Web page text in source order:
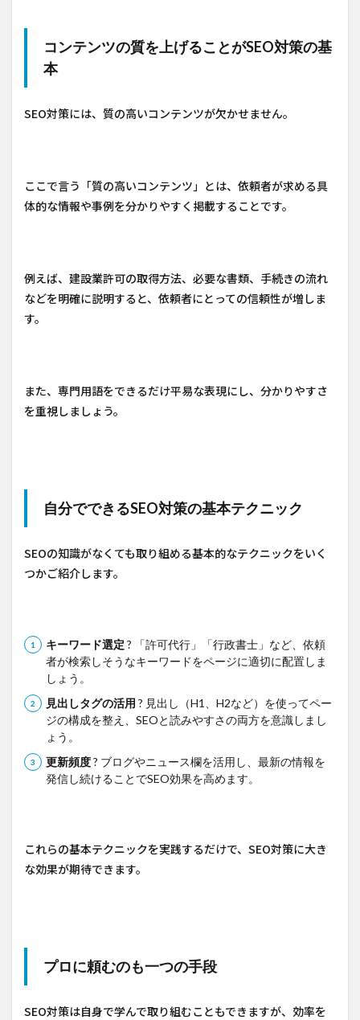
コンテンツの質を上げることがSEO対策の基
本
SEO対策には、質の高いコンテンツが欠かせません。
ここで言う「質の高いコンテンツ」とは、依頼者が求める具
体的な情報や事例を分かりやすく掲載することです。
例えば、建設業許可の取得方法、必要な書類、手続きの流れ
などを明確に説明すると、依頼者にとっての信頼性が増しま
す。
また、専門用語をできるだけ平易な表現にし、分かりやすさ
を重視しましょう。
自分でできるSEO対策の基本テクニック
SEOの知識がなくても取り組める基本的なテクニックをいく
つかご紹介します。
キーワード選定 ? 「許可代行」「行政書士」など、依頼
者が検索しそうなキーワードをページに適切に配置しま
しょう。
見出しタグの活用 ? 見出し（H1、H2など）を使ってペー
ジの構成を整え、SEOと読みやすさの両方を意識しまし
ょう。
更新頻度? ブログやニュース欄を活用し、最新の情報を
発信し続けることでSEO効果を高めます。
これらの基本テクニックを実践するだけで、SEO対策に大き
な効果が期待できます。
プロに頼むのも一つの手段
SEO対策は自身で学んで取り組むこともできますが、効率を